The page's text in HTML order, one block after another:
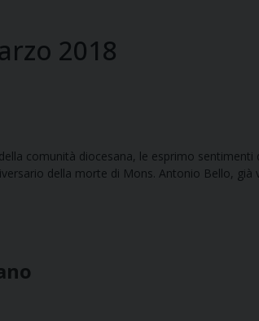
2018
comunità diocesana, le esprimo
della morte di Mons. Antonio Bello,